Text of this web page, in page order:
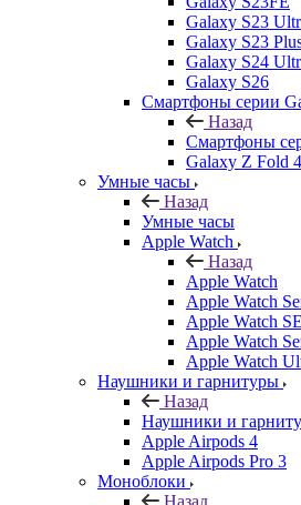
Galaxy S23
Galaxy S23
Galaxy S24
Galaxy S26
Смартфоны серии
Назад
Смартфоны
Galaxy Z Fold 4
Умные часы
Назад
Умные часы
Apple Watch
Назад
Apple Watch
Apple Watch
Apple Watch
Apple Watch
Apple Watch
Наушники и гарнитуры
Назад
Наушники и
Apple Airpods 4
Apple Airpods Pro 3
Моноблоки
Назад